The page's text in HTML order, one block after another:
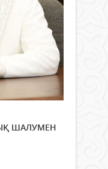
ШАЛУМЕН